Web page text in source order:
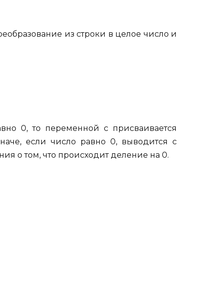
из строки в целое число и
0, то переменной c присваивается
если число равно 0, выводится с
о том, что происходит деление на 0.